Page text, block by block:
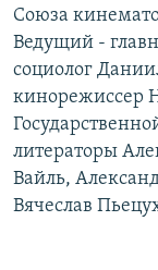
Союза
Ведущий -
социолог
кинорежиссер
литераторы
Вайль,
Вячеслав